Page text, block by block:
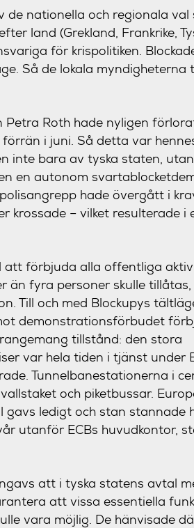
nationella och regionala val
land (Grekland, Frankrike,
för krispolitiken.
Så de lokala
Roth hade nyligen
i juni. Så detta var
inte bara av tyska staten,
en autonom
hade övergått i
krossade – vilket resulterade i
att förbjuda alla offentliga
än fyra personer skulle
Till och med Blockupys
demonstrationsförbudet
tillstånd: den stora
var hela tiden i tjänst under
Tunnelbanestationerna i
och piketbussar.
ledigt och stan stannade
utanför ECBs huvudkontor,
att i tyska statens avtal
att vissa essentiella
vara möjlig. De hänvisade